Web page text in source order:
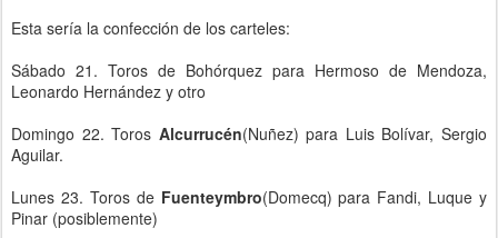
Esta sería la confección de los carteles:
Sábado 21. Toros de Bohórquez para Hermoso de Mendoza,
Leonardo Hernández y otro
Domingo 22. Toros Alcurrucén(Nuñez) para Luis Bolívar, Sergio
Aguilar.
Lunes 23. Toros de Fuenteymbro(Domecq) para Fandi, Luque y
Pinar (posiblemente)